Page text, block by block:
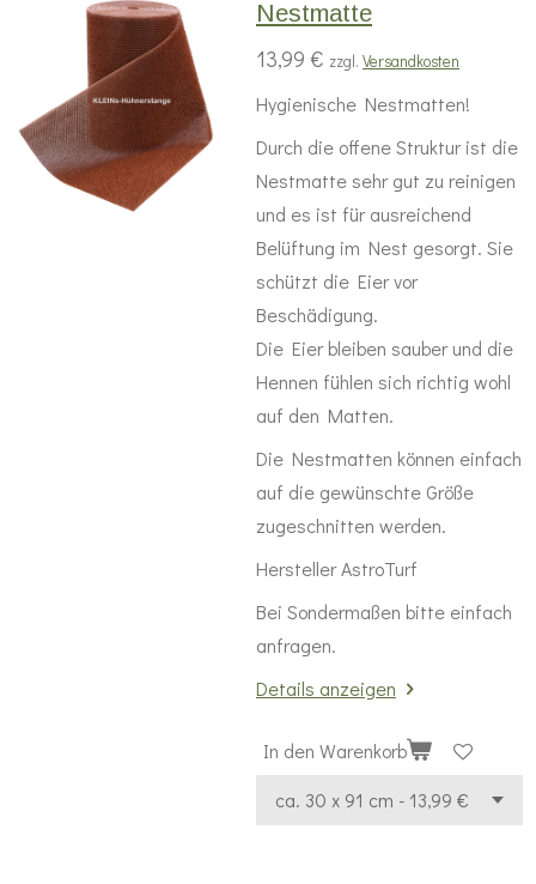
Nestmatte
13,99 € zzgl. Versandkosten
Hygienische Nestmatten!
Durch die offene Struktur ist die
Nestmatte sehr gut zu reinigen
und es ist für ausreichend
Belüftung im Nest gesorgt. Sie
schützt die Eier vor
Beschädigung.
Die Eier bleiben sauber und die
Hennen fühlen sich richtig wohl
auf den Matten.
Die Nestmatten können einfach
auf die gewünschte Größe
zugeschnitten werden.
Hersteller AstroTurf
Bei Sondermaßen bitte einfach
anfragen.
Details anzeigen
In den Warenkorb